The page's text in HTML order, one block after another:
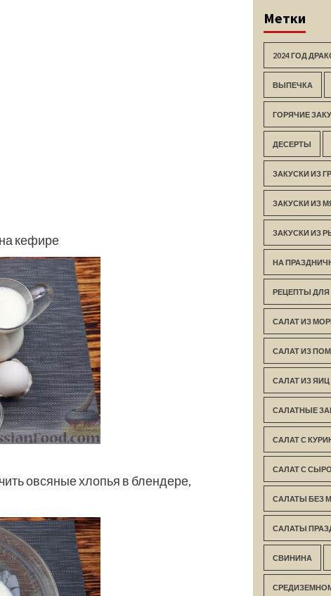
кефире
овсяные хлопья в блендере,
Метки
2024 ГОД
ВЫПЕЧКА
ГОРЯЧИЕ
ДЕСЕРТЫ
ЗАКУСКИ ИЗ
ЗАКУСКИ ИЗ
ЗАКУСКИ ИЗ
НА
РЕЦЕПТЫ
САЛАТ ИЗ
САЛАТ ИЗ
САЛАТ ИЗ ЯИЦ
САЛАТНЫЕ
САЛАТ С
САЛАТ С
САЛАТЫ БЕЗ
САЛАТЫ
СВИНИНА